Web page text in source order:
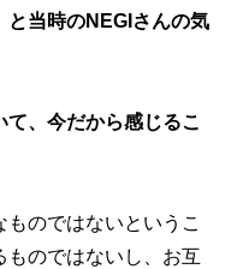
当時のNEGIさんの気
、今だから感じるこ
ものではないというこ
ものではないし、お互